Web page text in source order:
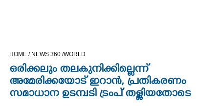
OPINION
HOME / NEWS 360 /WORLD
ഒരിക്കലും തലകുനിക്കില്ലെന്ന്
അമേരിക്കയോട് ഇറാൻ, പ്രതികരണം
സമാധാന ഉടമ്പടി ട്രംപ് തള്ളിയതോടെ